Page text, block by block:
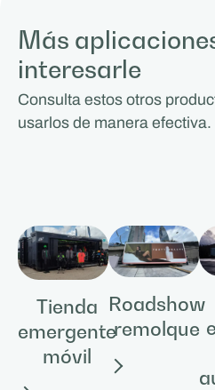
Más
interesarle
Consulta estos otros
usarlos de manera efectiva.
Tienda
emergente
móvil
Roadshow
remolque